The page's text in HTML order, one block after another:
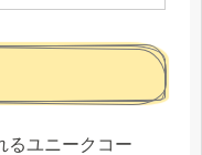
るユニークコー